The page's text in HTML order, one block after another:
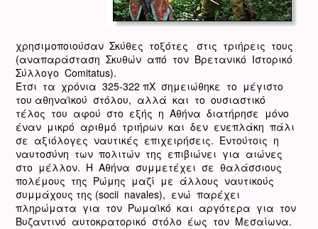
χρησιμοποιούσαν Σκύθες τοξότες στις τριήρεις τους
(αναπαράσταση Σκυθών από τον Βρετανικό Ιστορικό
Σύλλογο Comitatus).
Έτσι τα χρόνια 325-322 πΧ σημειώθηκε το μέγιστο
του αθηναϊκού στόλου, αλλά και το ουσιαστικό
τέλος του αφού στο εξής η Αθήνα διατήρησε μόνο
έναν μικρό αριθμό τριήρων και δεν ενεπλάκη πάλι
σε αξιόλογες ναυτικές επιχειρήσεις. Εντούτοις η
ναυτοσύνη των πολιτών της επιβιώνει για αιώνες
στο μέλλον. Η Αθήνα συμμετέχει σε θαλάσσιους
πολέμους της Ρώμης μαζί με άλλους ναυτικούς
συμμάχους της (socii navales), ενώ παρέχει
πληρώματα για τον Ρωμαϊκό και αργότερα για τον
Βυζαντινό αυτοκρατορικό στόλο έως τον Μεσαίωνα.